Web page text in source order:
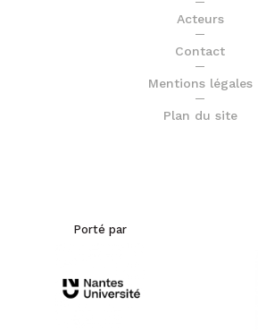
Acteurs
Contact
Mentions légales
Plan du site
Porté par